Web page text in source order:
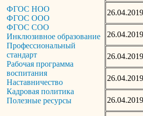
ФГОС НОО
ФГОС ООО
ФГОС СОО
Инклюзивное образование
Профессиональный
стандарт
Рабочая программа
воспитания
Наставничество
Кадровая политика
Полезные ресурсы
26.04.2019
26.04.2019
26.04.2019
26.04.2019
26.04.2019